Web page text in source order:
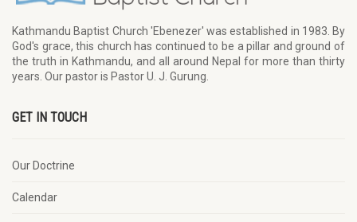
Kathmandu Baptist Church 'Ebenezer' was established in 1983. By
God's grace, this church has continued to be a pillar and ground of
the truth in Kathmandu, and all around Nepal for more than thirty
years. Our pastor is Pastor U. J. Gurung.
GET IN TOUCH
Our Doctrine
Calendar